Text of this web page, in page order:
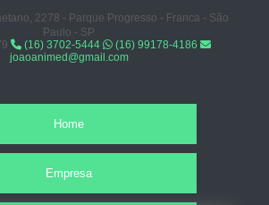
2278 - Parque Progresso - Franca - São
Paulo - SP
(16) 3702-5444
(16) 99178-4186
joaoanimed@gmail.com
Home
Empresa